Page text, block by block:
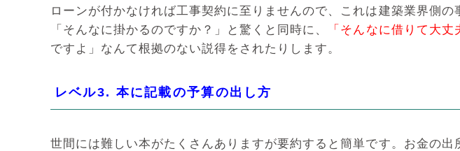
ローンが付かなければ工事契約に至りませんので、これは建築業界側
「そんなに掛かるのですか？」と驚くと同時に、
「そんなに借りて大
ですよ」なんて根拠のない説得をされたりします。
レベル3. 本に記載の予算の出し方
世間には難しい本がたくさんありますが要約すると簡単です。お金の